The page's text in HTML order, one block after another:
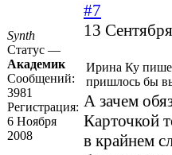
Synth
Статус —
Академик
Сообщений:
3981
Регистрация:
6 Ноября
2008
#7
13
Ирина Ку
пришлось бы
А зачем
Карточкой
в крайнем